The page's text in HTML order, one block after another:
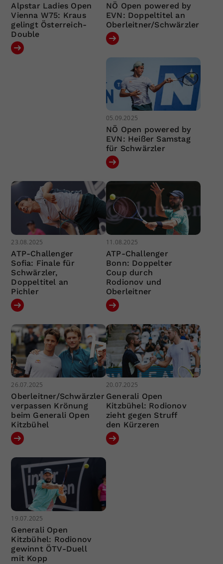
Alpstar Ladies Open
Vienna W75: Kraus
gelingt Österreich-
Double
NÖ Open powered by
EVN: Doppeltitel an
Oberleitner/Schwärzler
05.09.2025
NÖ Open powered by
EVN: Heißer Samstag
für Schwärzler
23.08.2025
ATP-Challenger
Sofia: Finale für
Schwärzler,
Doppeltitel an
Pichler
11.08.2025
ATP-Challenger
Bonn: Doppelter
Coup durch
Rodionov und
Oberleitner
26.07.2025
Oberleitner/Schwärzler
verpassen Krönung
beim Generali Open
Kitzbühel
20.07.2025
Generali Open
Kitzbühel: Rodionov
zieht gegen Struff
den Kürzeren
19.07.2025
Generali Open
Kitzbühel: Rodionov
gewinnt ÖTV-Duell
mit Kopp